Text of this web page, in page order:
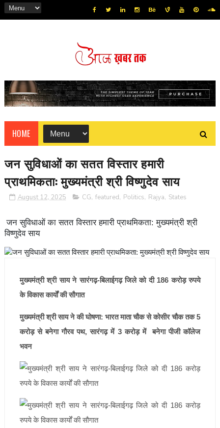
HOME
जन सुविधाओं का सतत विस्तार हमारी
प्राथमिकता: मुख्यमंत्री श्री विष्णुदेव साय
August 12, 2025 CG, featured, Politics, Rajya, States
जन सुविधाओं का सतत विस्तार हमारी प्राथमिकता: मुख्यमंत्री श्री
विष्णुदेव साय
मुख्यमंत्री श्री साय ने सारंगढ़-बिलाईगढ़ जिले को दी 186 करोड़ रुपये
के विकास कार्यों की सौगात
मुख्यमंत्री श्री साय ने की घोषणा: भारत माता चौक से कोसीर चौक तक 5
करोड़ से बनेगा गौरव पथ, सारंगढ़ में 3 करोड़ में बनेगा पीजी कॉलेज
भवन